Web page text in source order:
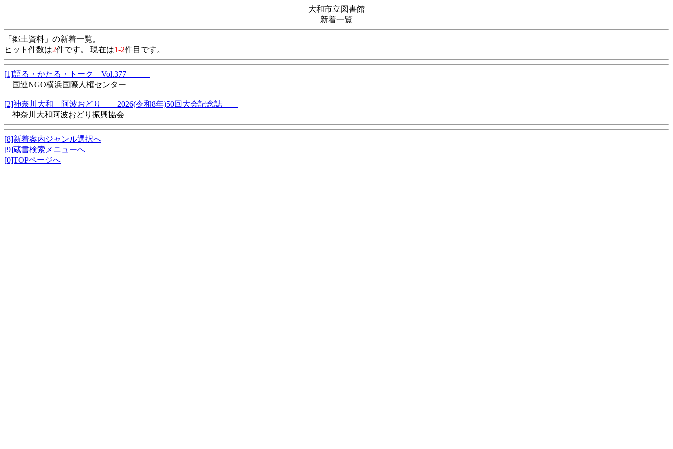
大和市立図書館
新着一覧
「郷土資料」の新着一覧。
ヒット件数は2件です。 現在は1-2件目です。
[1]語る・かたる・トーク Vol.377
国連NGO横浜国際人権センター
[2]神奈川大和 阿波おどり 2026(令和8年)50回大会記念誌
神奈川大和阿波おどり振興協会
[8]新着案内ジャンル選択へ
[9]蔵書検索メニューへ
[0]TOPページへ